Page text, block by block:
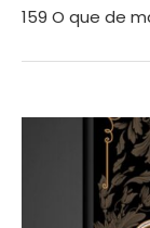
159 O que de